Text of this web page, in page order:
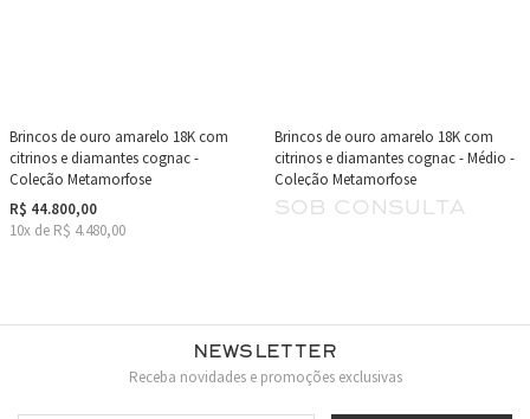
Brincos de ouro amarelo 18K com
citrinos e diamantes cognac -
Coleção Metamorfose
R$ 44.800,00
10x de R$ 4.480,00
Brincos de ouro amarelo 18K com
citrinos e diamantes cognac - Médio -
Coleção Metamorfose
sob consulta
Newsletter
Receba novidades e promoções exclusivas